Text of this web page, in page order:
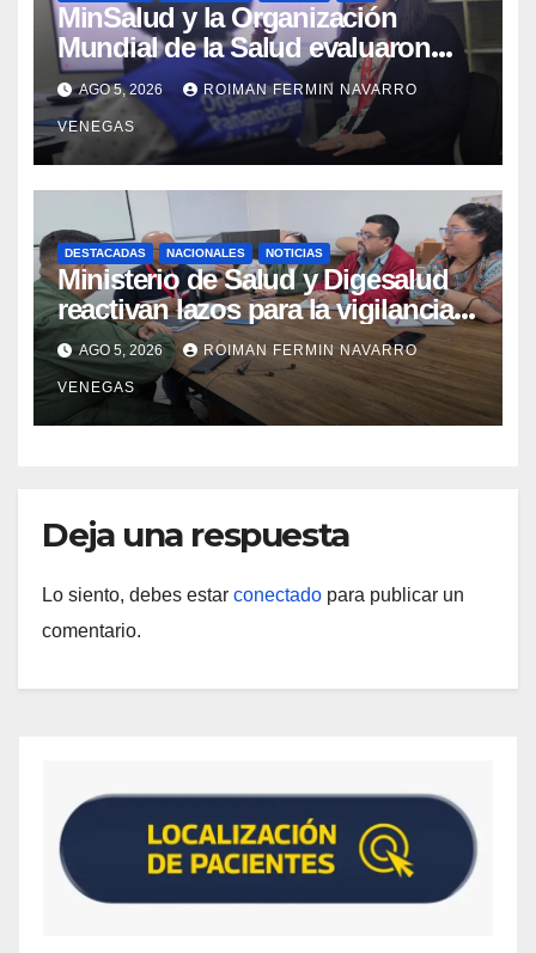
MinSalud y la Organización
Mundial de la Salud evaluaron
propuesta técnica integral en
materia de agua saneamiento e
higiene ante contingencia sísmica
AGO 5, 2026 ROIMAN FERMIN NAVARRO
VENEGAS
DESTACADAS NACIONALES NOTICIAS
Ministerio de Salud y Digesalud
reactivan lazos para la vigilancia
epidemiológica y el control de
enfermedades
AGO 5, 2026 ROIMAN FERMIN NAVARRO
VENEGAS
Deja una respuesta
Lo siento, debes estar conectado para publicar un
comentario.